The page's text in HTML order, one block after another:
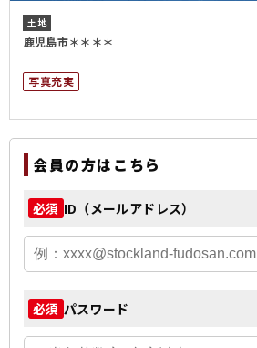
土地
鹿児島市＊＊＊＊
写真充実
会員の方はこちら
必須 ID（メールアドレス）
必須 パスワード